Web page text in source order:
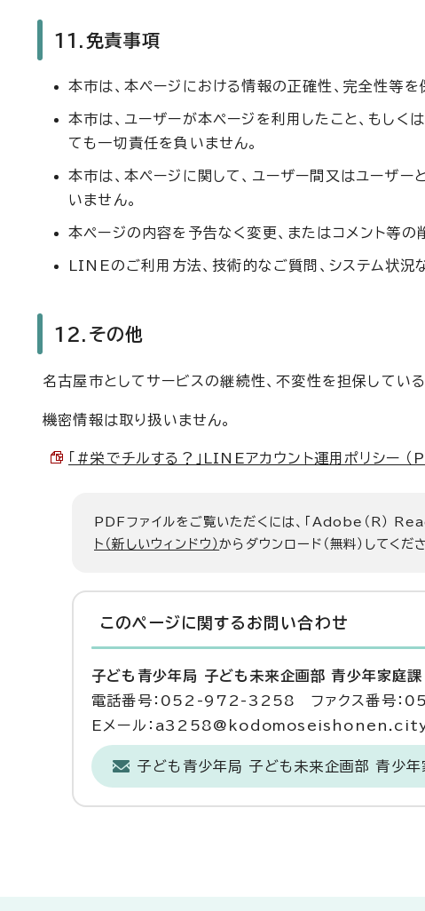
11.免責事項
本市は、本ページにおける情報の正確性、完全性等
本市は、ユーザーが本ページを利用したこと、もし
ても一切責任を負いません。
本市は、本ページに関して、ユーザー間又はユーザ
いません。
本ページの内容を予告なく変更、またはコメント等の
LINEのご利用方法、技術的なご質問、システム状況
12.その他
名古屋市としてサービスの継続性、不変性を担保してい
機密情報は取り扱いません。
「#栄でチルする？」LINEアカウント運用ポリシー
PDFファイルをご覧いただくには、「Adobe（R）
ト（新しいウィンドウ）からダウンロード（無料）してくださ
このページに関する お問い合わせ
子ども青少年局 子ども未来企画部 青少年家庭
電話番号：052-972-3258 ファクス番号
Eメール：
子ども青少年局 子ども未来企画部 青少